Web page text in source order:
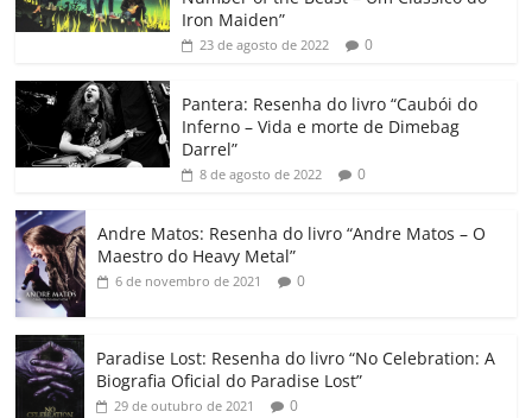
b
o
o
k
A
p
dI e
Cl
a
ss
ro
o
Li
k h
ar
Iron Maiden”
23 de agosto de 2022 0
Pantera: Resenha do livro “Caubói do
Inferno – Vida e morte de Dimebag
Darrel”
8 de agosto de 2022 0
Andre Matos: Resenha do livro “Andre Matos – O
Maestro do Heavy Metal”
6 de novembro de 2021 0
Paradise Lost: Resenha do livro “No Celebration: A
Biografia Oficial do Paradise Lost”
29 de outubro de 2021 0